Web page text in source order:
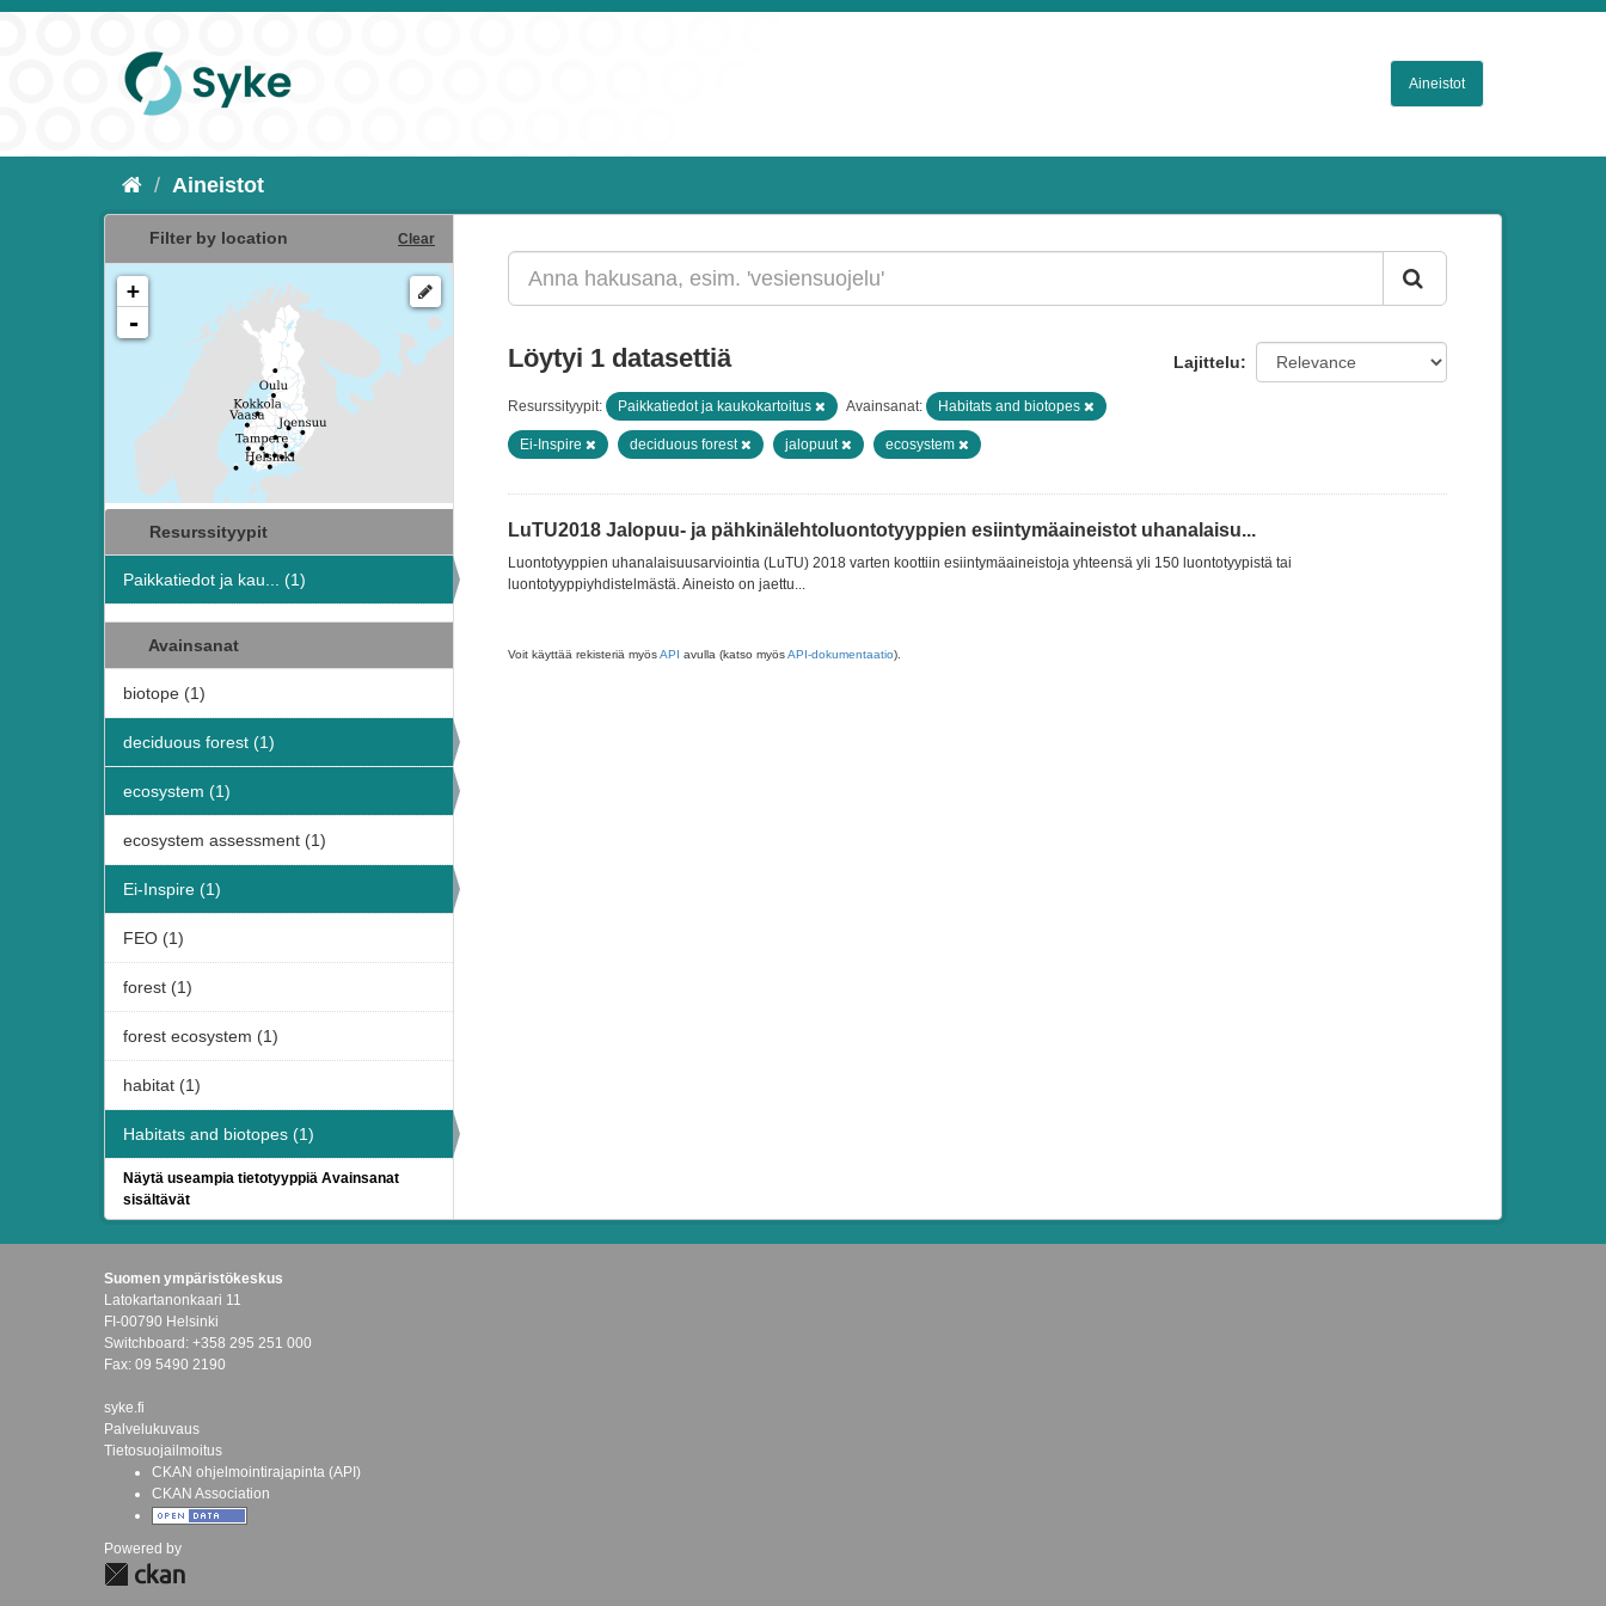
Aineistot
Aineistot
Filter by location Clear
+
-
Resurssityypit
Paikkatiedot ja kau... (1)
Avainsanat
biotope (1)
deciduous forest (1)
ecosystem (1)
ecosystem assessment (1)
Ei-Inspire (1)
FEO (1)
forest (1)
forest ecosystem (1)
habitat (1)
Habitats and biotopes (1)
Näytä useampia tietotyyppiä Avainsanat
sisältävät
Lajittelu
Löytyi 1 datasettiä
Resurssityypit: Paikkatiedot ja kaukokartoitus Avainsanat: Habitats and biotopes
Ei-Inspire deciduous forest jalopuut ecosystem
LuTU2018 Jalopuu- ja pähkinälehtoluontotyyppien esiintymäaineistot uhanalaisu...
Luontotyyppien uhanalaisuusarviointia (LuTU) 2018 varten koottiin esiintymäaineistoja yhteensä yli 150 luontotyypistä tai
luontotyyppiyhdistelmästä. Aineisto on jaettu...
Voit käyttää rekisteriä myösAPI avulla (katso myösAPI-dokumentaatio).
Suomen ympäristökeskus
Latokartanonkaari 11
FI-00790 Helsinki
Switchboard: +358 295 251 000
Fax: 09 5490 2190
syke.fi
Palvelukuvaus
Tietosuojailmoitus
CKAN ohjelmointirajapinta (API)
CKAN Association
Powered by